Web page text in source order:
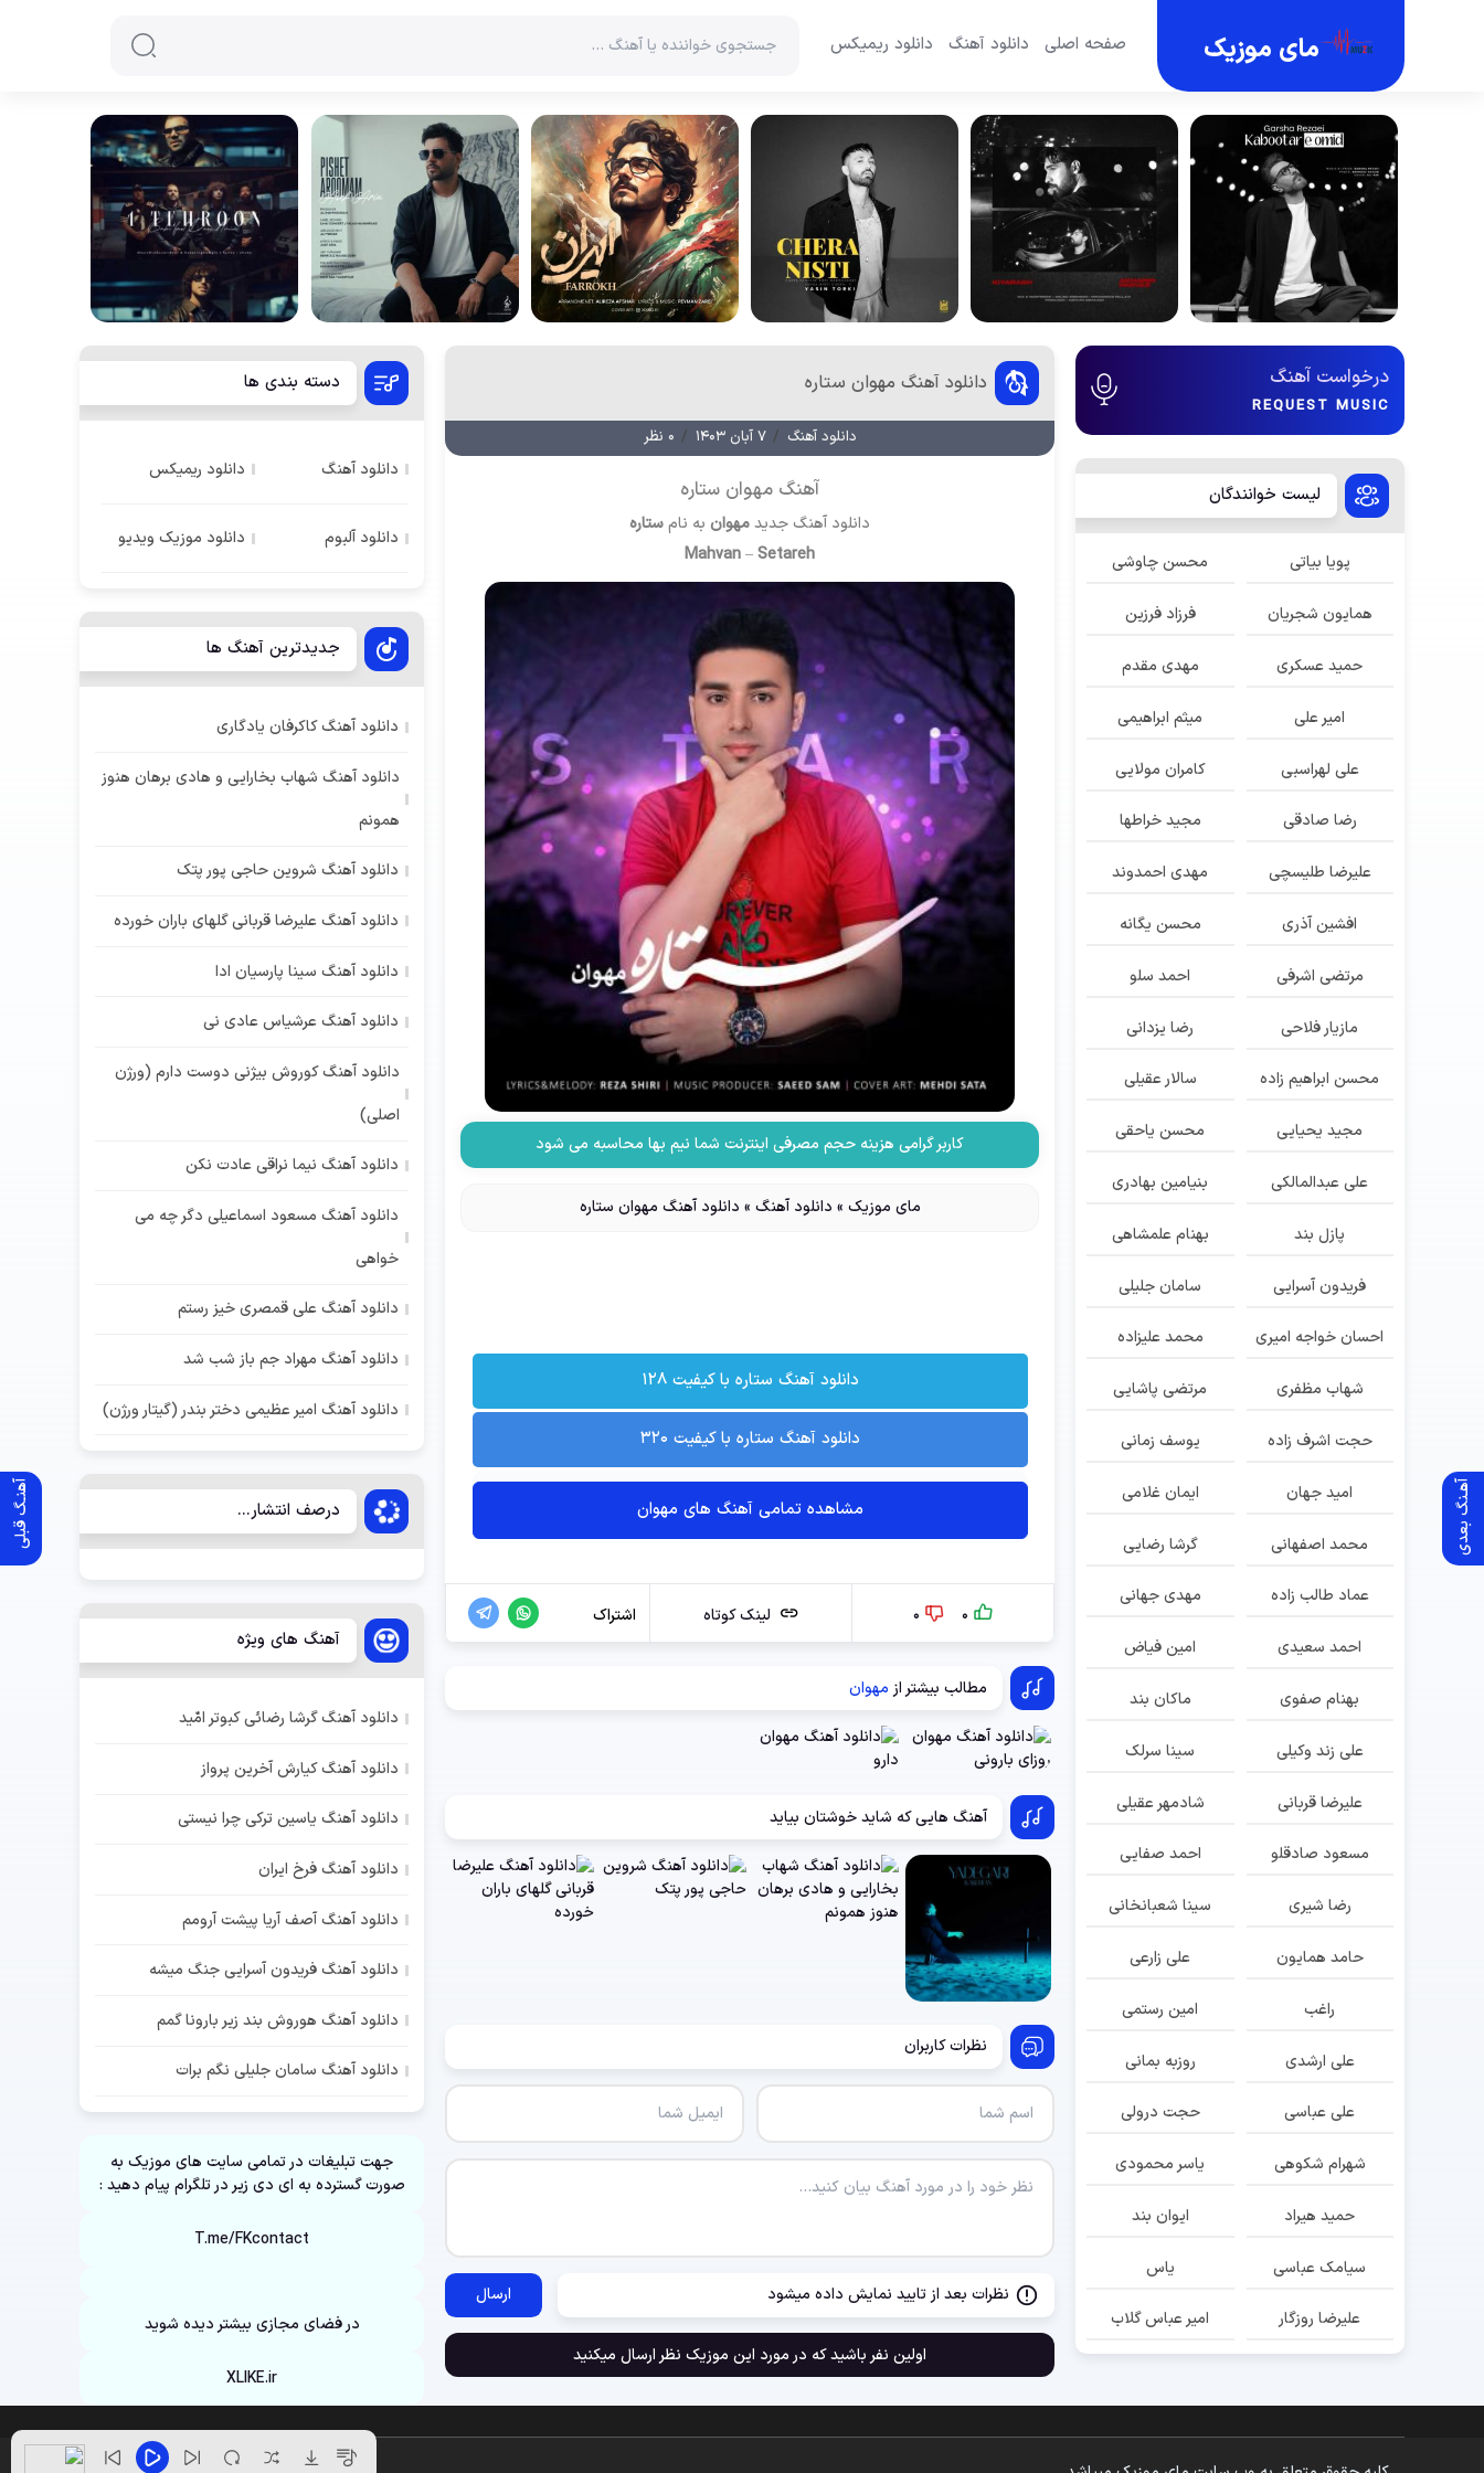
مای موزیک صفحه اصلی دانلود آهنگ دانلود ریمیکس
آهنـگ قبلی آهـنگ بعدی
دانلود آهنگ مهوان ستاره
دانلود آهنگ / ۷ آبان ۱۴۰۳ / ۰ نظر
آهنگ مهوان ستاره
دانلود آهنگ جدید مهوانبه نامستاره
Mahvan–Setareh
کاربر گرامی هزینه حجم مصرفی اینترنت شما نیم بها محاسبه می شود
مای موزیک » دانلود آهنگ » دانلود آهنگ مهوان ستاره
دانلود آهنگ ستاره با کیفیت ۱۲۸
دانلود آهنگ ستاره با کیفیت ۳۲۰
مشاهده تمامی آهنگ های مهوان
0
0 لینک کوتاه اشتراک
مطالب بیشتر از مهوان
آهنگ هایی که شاید خوشتان بیاید
نظرات کاربران
نظرات بعد از تایید نمایش داده میشود ارسال
اولین نفر باشید که در مورد این موزیک نظر ارسال میکنید
درخواست آهنگ
REQUEST MUSIC
لیست خوانندگان
پویا بیاتی محسن چاوشی
همایون شجریان فرزاد فرزین
حمید عسکری مهدی مقدم
امیر علی میثم ابراهیمی
علی لهراسبی کامران مولایی
رضا صادقی مجید خراطها
علیرضا طلیسچی مهدی احمدوند
افشین آذری محسن یگانه
مرتضی اشرفی احمد سلو
مازیار فلاحی رضا یزدانی
محسن ابراهیم زاده سالار عقیلی
مجید یحیایی محسن یاحقی
علی عبدالمالکی بنیامین بهادری
پازل بند بهنام علمشاهی
فریدون آسرایی سامان جلیلی
احسان خواجه امیری محمد علیزاده
شهاب مظفری مرتضی پاشایی
حجت اشرف زاده یوسف زمانی
امید جهان ایمان غلامی
محمد اصفهانی گرشا رضایی
عماد طالب زاده مهدی جهانی
احمد سعیدی امین فیاض
بهنام صفوی ماکان بند
علی زند وکیلی سینا سرلک
علیرضا قربانی شادمهر عقیلی
مسعود صادقلو احمد صفایی
رضا شیری سینا شعبانخانی
حامد همایون علی زارعی
راغب امین رستمی
علی ارشدی روزبه بمانی
علی عباسی حجت درولی
شهرام شکوهی یاسر محمودی
حمید هیراد ایوان بند
سیامک عباسی یاس
علیرضا روزگار امیر عباس گلاب
دسته بندی ها
دانلود آهنگ دانلود ریمیکس
دانلود آلبوم دانلود موزیک ویدیو
جدیدترین آهنگ ها
دانلود آهنگ کاکرفان یادگاری
دانلود آهنگ شهاب بخارایی و هادی برهان هنوز
همونم
دانلود آهنگ شروین حاجی پور پتک
دانلود آهنگ علیرضا قربانی گلهای باران خورده
دانلود آهنگ سینا پارسیان ادا
دانلود آهنگ عرشیاس عادی نی
دانلود آهنگ کوروش بیژنی دوست دارم (ورژن
اصلی)
دانلود آهنگ نیما نراقی عادت نکن
دانلود آهنگ مسعود اسماعیلی دگر چه می
خواهی
دانلود آهنگ علی قمصری خیز رستم
دانلود آهنگ مهراد جم باز شب شد
دانلود آهنگ امیر عظیمی دختر بندر (گیتار ورژن)
درصف انتشار...
آهنگ های ویژه
دانلود آهنگ گرشا رضائی کبوتر امّید
دانلود آهنگ کیارش آخرین پرواز
دانلود آهنگ یاسین ترکی چرا نیستی
دانلود آهنگ فرخ ایران
دانلود آهنگ آصف آریا پیشت آرومم
دانلود آهنگ فریدون آسرایی جنگ میشه
دانلود آهنگ هوروش بند زیر بارونا گمم
دانلود آهنگ سامان جلیلی نگم برات
جهت تبلیغات در تمامی سایت های موزیک به
صورت گسترده به ای دی زیر در تلگرام پیام دهید :
T.me/FKcontact
در فضای مجازی بیشتر دیده شوید
XLIKE.ir